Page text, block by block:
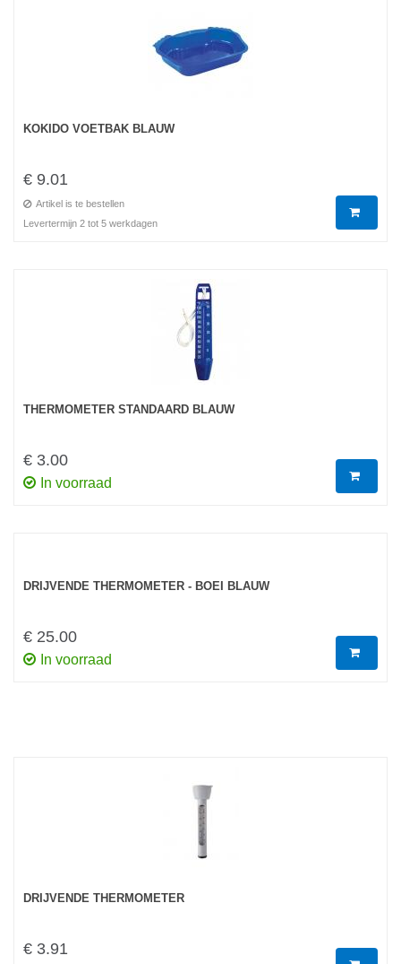
KOKIDO VOETBAK BLAUW
€ 9.01
Artikel is te bestellen
Levertermijn 2 tot 5 werkdagen
THERMOMETER STANDAARD BLAUW
€ 3.00
In voorraad
DRIJVENDE THERMOMETER - BOEI BLAUW
€ 25.00
In voorraad
DRIJVENDE THERMOMETER
€ 3.91